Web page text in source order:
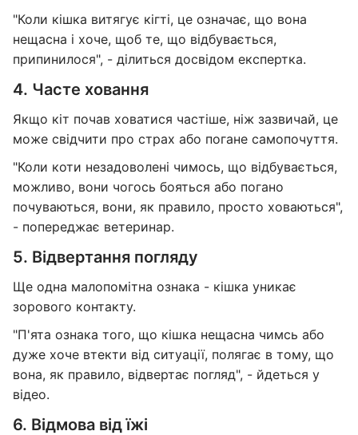
"Коли кішка витягує кігті, це означає, що вона
нещасна і хоче, щоб те, що відбувається,
припинилося", - ділиться досвідом експертка.
4. Часте ховання
Якщо кіт почав ховатися частіше, ніж зазвичай, це
може свідчити про страх або погане самопочуття.
"Коли коти незадоволені чимось, що відбувається,
можливо, вони чогось бояться або погано
почуваються, вони, як правило, просто ховаються",
- попереджає ветеринар.
5. Відвертання погляду
Ще одна малопомітна ознака - кішка уникає
зорового контакту.
"П'ята ознака того, що кішка нещасна чимсь або
дуже хоче втекти від ситуації, полягає в тому, що
вона, як правило, відвертає погляд", - йдеться у
відео.
6. Відмова від їжі